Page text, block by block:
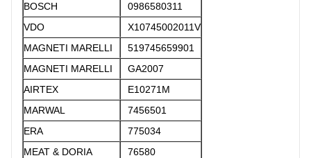
BOSCH
0986580311
VDO
X10745002011V
MAGNETI MARELLI
519745659901
MAGNETI MARELLI
GA2007
AIRTEX
E10271M
MARWAL
7456501
ERA
775034
MEAT & DORIA
76580